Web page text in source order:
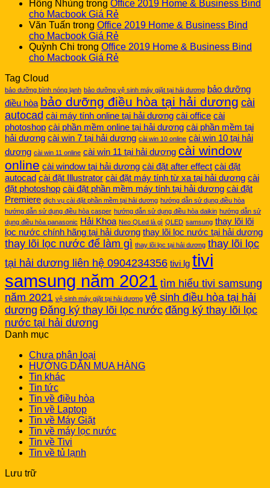
Hồng Nhùng trong Office 2019 Home & Business Bind
cho Macbook Giá Rẻ
Văn Tuấn trong Office 2019 Home & Business Bind
cho Macbook Giá Rẻ
Quỳnh Chi trong Office 2019 Home & Business Bind
cho Macbook Giá Rẻ
Tag Cloud
bảo dưỡng bình nóng lạnh bảo dưỡng vệ sinh máy giặt tại hải dương bảo dưỡng
điều hòa bảo dưỡng điều hòa tại hải dương cài
autocad cài máy tính online tại hải dương cài office cài
photoshop cài phần mềm online tại hải dương cài phần mềm tại
hải dương cài win 7 tại hải dương cài win 10 online cài win 10 tại hải
dương cài win 11 online cài win 11 tại hải dương cài window
online cài window tại hải dương cài đặt after effect cài đặt
autocad cài đặt Illustrator cài đặt máy tính từ xa tại hải dương cài
đặt photoshop cài đặt phần mềm máy tính tại hải dương cài đặt
Premiere dịch vụ cài đặt phần mềm tại hải dương hướng dẫn sử dụng điều hòa
hướng dẫn sử dụng điều hòa casper hướng dẫn sử dụng điều hòa daikin hướng dẫn sử
dụng điều hòa panasonic Hải Khoa Neo QLed là gì QLED samsung thay lõi lõi
lọc nước chính hãng tại hải dương thay lõi lọc nước tại hải dương
thay lõi lọc nước để làm gì thay lõi lọc tại hải dương thay lõi lọc
tại hải dương liên hệ 0904234356 tivi lg tivi
samsung năm 2021 tìm hiểu tivi samsung
năm 2021 vệ sinh máy giặt tại hải dương vệ sinh điều hòa tại hải
dương Đăng ký thay lõi lọc nước đăng ký thay lõi lọc
nước tại hải dương
Danh mục
Chưa phân loại
HƯỚNG DẪN MUA HÀNG
Tin khác
Tin tức
Tin về điều hòa
Tin về Laptop
Tin về Máy Giặt
Tin về máy lọc nước
Tin về Tivi
Tin về tủ lạnh
Lưu trữ